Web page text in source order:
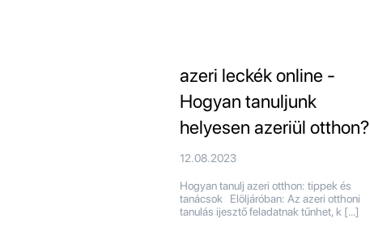
azeri leckék online -
Hogyan tanuljunk
helyesen azeriül otthon?
12.08.2023
Hogyan tanulj azeri otthon: tippek és
tanácsok Elöljáróban: Az azeri otthoni
tanulás ijesztő feladatnak tűnhet, k […]